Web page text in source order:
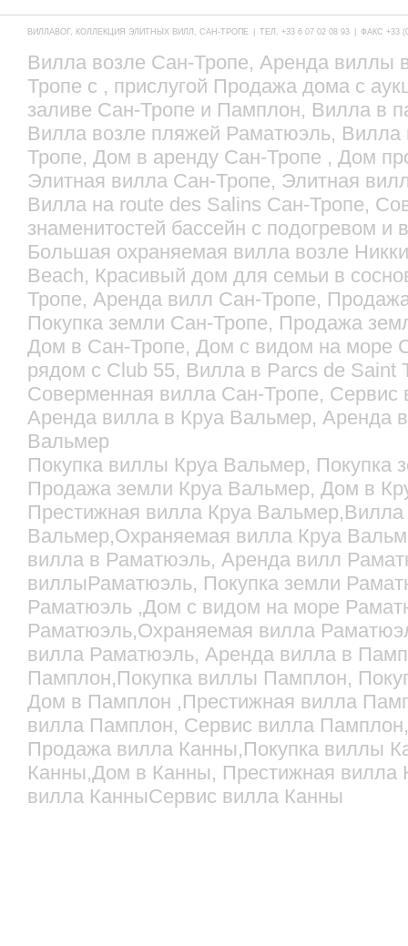
ВИЛЛАВОГ, КОЛЛЕКЦИЯ ЭЛИТНЫХ ВИЛЛ, САН-ТРОПЕ ТЕЛ. +33 6 07 02 08 93 ФАКС +33
Вилла возле Сан-Тропе, Аренда виллы
Тропе с , прислугой Продажа дома с
заливе Сан-Тропе и Памплон, Вилла в
Вилла возле пляжей Раматюэль, Вилла
Тропе, Дом в аренду Сан-Тропе , Дом
Элитная вилла Сан-Тропе, Элитная
Вилла на route des Salins Сан-Тропе,
знаменитостей бассейн с подогревом
Большая охраняемая вилла возле
Beach, Красивый дом для семьи в
Тропе, Аренда вилл Сан-Тропе,
Покупка земли Сан-Тропе, Продажа
Дом в Сан-Тропе, Дом с видом на море
рядом с Club 55, Вилла в Parcs de
Соверменная вилла Сан-Тропе,
Аренда вилла в Круа Вальмер, Аренда
Вальмер
Покупка виллы Круа Вальмер, Покупка
Продажа земли Круа Вальмер, Дом в
Престижная вилла Круа
Вальмер,Охраняемая вилла Круа
вилла в Раматюэль, Аренда вилл
виллыРаматюэль, Покупка земли
Раматюэль ,Дом с видом на море
Раматюэль,Охраняемая вилла
вилла Раматюэль, Аренда вилла в
Памплон,Покупка виллы Памплон,
Дом в Памплон ,Престижная вилла
вилла Памплон, Сервис вилла
Продажа вилла Канны,Покупка виллы
Канны,Дом в Канны, Престижная
вилла КанныСервис вилла Канны